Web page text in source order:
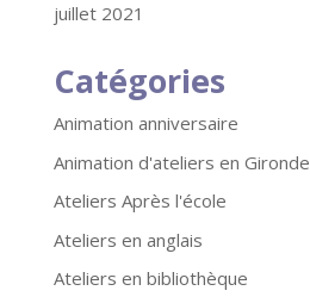
juillet 2021
Catégories
Animation anniversaire
Animation d'ateliers en Gironde
Ateliers Après l'école
Ateliers en anglais
Ateliers en bibliothèque